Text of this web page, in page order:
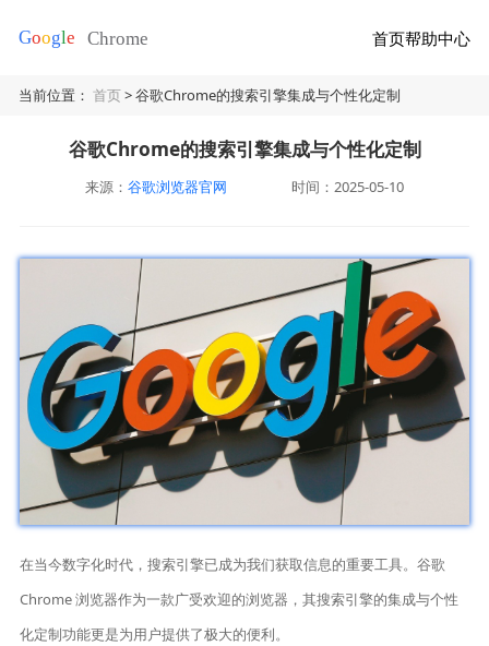
首页帮助中心
当前位置：首页> 谷歌Chrome的搜索引擎集成与个性化定制
谷歌Chrome的搜索引擎集成与个性化定制
来源： 谷歌浏览器官网 时间：2025-05-10
在当今数字化时代，搜索引擎已成为我们获取信息的重要工具。谷歌
Chrome 浏览器作为一款广受欢迎的浏览器，其搜索引擎的集成与个性
化定制功能更是为用户提供了极大的便利。